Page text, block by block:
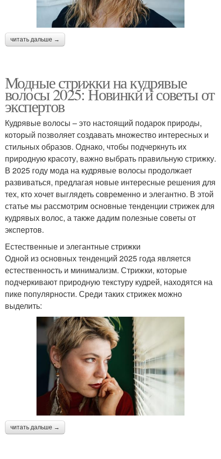
читать дальше →
Модные стрижки на кудрявые
волосы 2025: Новинки и советы от
экспертов
Кудрявые волосы – это настоящий подарок природы,
который позволяет создавать множество интересных и
стильных образов. Однако, чтобы подчеркнуть их
природную красоту, важно выбрать правильную стрижку.
В 2025 году мода на кудрявые волосы продолжает
развиваться, предлагая новые интересные решения для
тех, кто хочет выглядеть современно и элегантно. В этой
статье мы рассмотрим основные тенденции стрижек для
кудрявых волос, а также дадим полезные советы от
экспертов.
Естественные и элегантные стрижки
Одной из основных тенденций 2025 года является
естественность и минимализм. Стрижки, которые
подчеркивают природную текстуру кудрей, находятся на
пике популярности. Среди таких стрижек можно
выделить:
читать дальше →